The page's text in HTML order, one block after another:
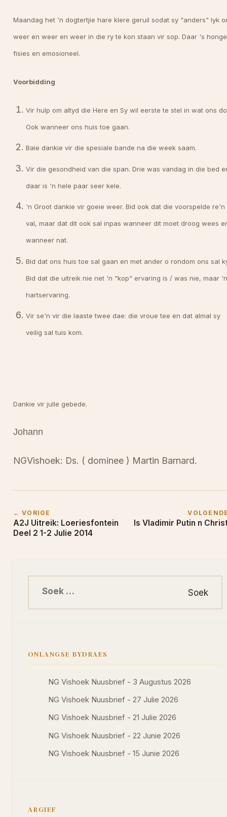
Maandag het 'n dogtertjie hare klere geruil sodat sy "anders" lyk
weer en weer en weer in die ry te kon staan vir sop. Daar 's
fisies en emosioneel.
Voorbidding
Vir hulp om altyd die Here en Sy wil eerste te stel in wat ons
Ook wanneer ons huis toe gaan.
Baie dankie vir die spesiale bande na die week saam.
Vir die gesondheid van die span. Drie was vandag in die bed
daar is 'n hele paar seer kele.
'n Groot dankie vir goeie weer. Bid ook dat die voorspelde re'n
val, maar dat dit ook sal inpas wanneer dit moet droog wees
wanneer nat.
Bid dat ons huis toe sal gaan en met ander o rondom ons sal
Bid dat die uitreik nie net 'n "kop" ervaring is / was nie, maar
hartservaring.
Vir se'n vir die laaste twee dae: die vroue tee en dat almal sy
veilig sal tuis kom.
Dankie vir julle gebede.
Johann
NGVishoek: Ds. ( dominee ) Martin Barnard.
← VORIGE
A2J Uitreik: Loeriesfontein
Deel 2 1-2 Julie 2014
Is Vladimir Putin n
ONLANGSE BYDRAES
NG Vishoek Nuusbrief - 3 Augustus 2026
NG Vishoek Nuusbrief - 27 Julie 2026
NG Vishoek Nuusbrief - 21 Julie 2026
NG Vishoek Nuusbrief - 22 Junie 2026
NG Vishoek Nuusbrief - 15 Junie 2026
ARGIEF